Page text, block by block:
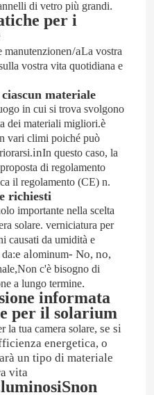
di vetro più grandi.
per i
manutenzionen/aLa vostra
vostra vita quotidiana e
materiale
in cui si trova svolgono
dei materiali migliori.è
vari climi poiché può
inIn questo caso, la
di regolamento
il regolamento (CE) n.
richiesti
importante nella scelta
solare. verniciatura per
causati da umidità e
e alominum- No, no,
,Non c'è bisogno di
a lungo termine.
informata
per il solarium
la tua camera solare, se si
energetica, o
un tipo di materiale
vita
luminosiSnon